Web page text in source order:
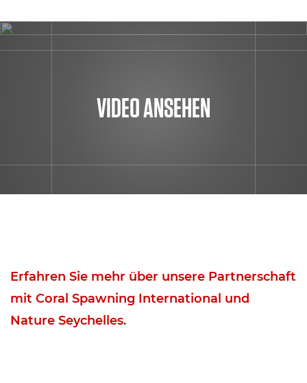
VIDEO ANSEHEN
Erfahren Sie mehr über unsere Partnerschaft
mit Coral Spawning International und
Nature Seychelles.